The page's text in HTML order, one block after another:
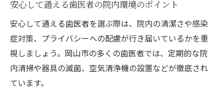
安心して通える歯医者の院内環境のポイント
安心して通える歯医者を選ぶ際は、院内の清潔さや感染
症対策、プライバシーへの配慮が行き届いているかを重
視しましょう。岡山市の多くの歯医者では、定期的な院
内清掃や器具の滅菌、空気清浄機の設置などが徹底され
ています。